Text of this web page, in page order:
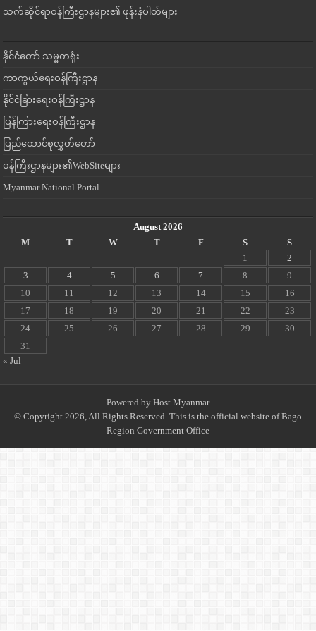
သက်ဆိုင်ရာဝန်ကြီးဌာနများ၏ ဖုန်းနံပါတ်များ
နိုင်ငံတော် သမ္မတရုံး
ကာကွယ်ရေးဝန်ကြီးဌာန
နိုင်ငံခြားရေးဝန်ကြီးဌာန
ပြန်ကြားရေးဝန်ကြီးဌာန
ပြည်ထောင်စုလွှတ်တော်
ဝန်ကြီးဌာနများ၏WebSiteများ
Myanmar National Portal
August 2026
M
T W T F S
S
1
2
3
4 5 6 7 8
9
10
11 12 13 14 15
16
17
18 19 20 21 22
23
24
25 26 27 28 29
30
31
« Jul
Powered by Host Myanmar
© Copyright 2026, All Rights Reserved. This is the official website of Bago
Region Government Office